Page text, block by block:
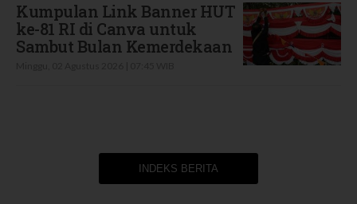
Kumpulan Link Banner HUT
ke-81 RI di Canva untuk
Sambut Bulan Kemerdekaan
INDEKS BERITA